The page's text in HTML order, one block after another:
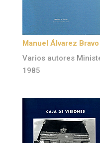
Manuel Álvarez Bravo
Varios autores
1985